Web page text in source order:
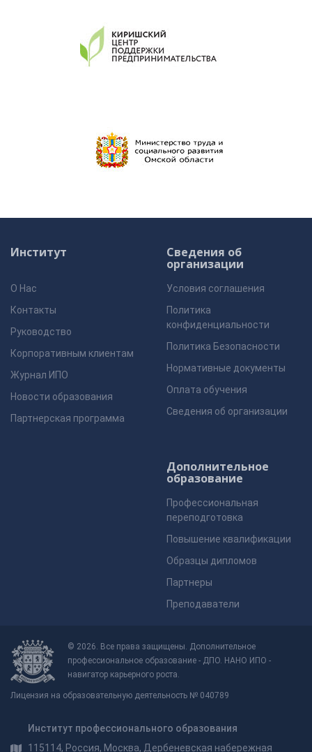
Институт
О Нас
Контакты
Руководство
Корпоративным клиентам
Журнал ИПО
Новости образования
Партнерская программа
Сведения об
организации
Условия соглашения
Политика
конфиденциальности
Политика Безопасности
Нормативные документы
Оплата обучения
Сведения об организации
Дополнительное
образование
Профессиональная
переподготовка
Повышение квалификации
Образцы дипломов
Партнеры
Преподаватели
© 2026. Все права защищены. Дополнительное
профессиональное образование - ДПО. НАНО ИПО -
навигатор карьерного роста.
Лицензия на образовательную деятельность № 040789
Институт профессионального образования
115114, Россия, Москва, Дербеневская набережная